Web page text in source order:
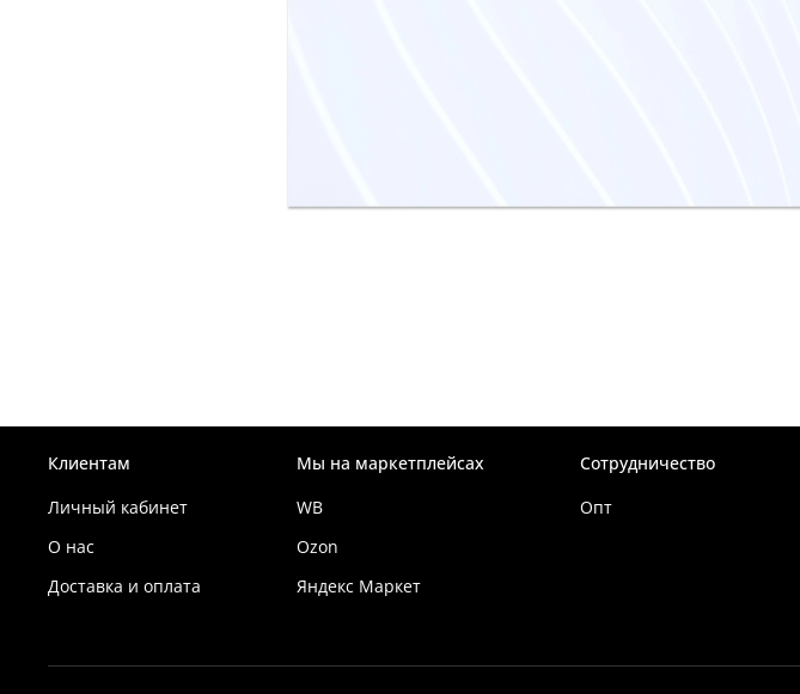
Клиентам
Личный кабинет
О нас
Доставка и оплата
Мы на маркетплейсах
WB
Ozon
Яндекс Маркет
Сотрудничество
Опт